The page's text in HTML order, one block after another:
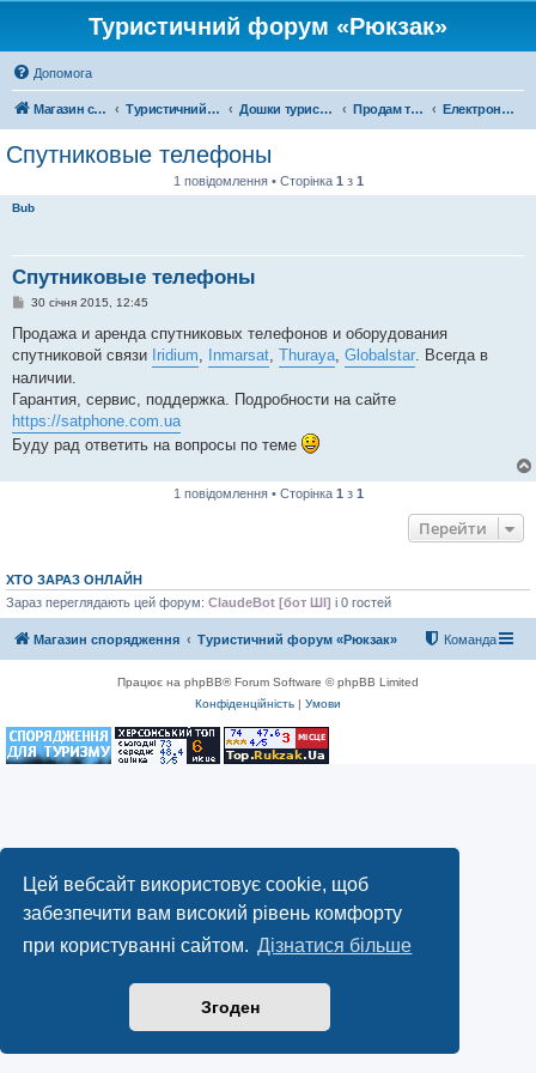
Цей вебсайт використовує cookie, щоб
забезпечити вам високий рівень комфорту
при користуванні сайтом. Дізнатися більше
Згоден
Туристичний форум «Рюкзак»
Допомога
Магазин спорядження Туристичний форум «Рюкзак» Дошки туристичних оголошень Продам туристичне спорядження Електроніка
Спутниковые телефоны
1 повідомлення • Сторінка 1 з 1
Bub
Спутниковые телефоны
П
в
д
о
м
л
е
н
н
30 січня 2015, 12:45
Продажа и аренда спутниковых телефонов и оборудования
спутниковой связи Iridium, Inmarsat, Thuraya, Globalstar. Всегда в
наличии.
Гарантия, сервис, поддержка. Подробности на сайте
https://satphone.com.ua
Буду рад ответить на вопросы по теме
1 повідомлення • Сторінка 1 з 1
Перейти
ХТО ЗАРАЗ ОНЛАЙН
Зараз переглядають цей форум: ClaudeBot [бот ШІ] і 0 гостей
Магазин спорядження Туристичний форум «Рюкзак» Команда
Працює на phpBB® Forum Software © phpBB Limited
Конфіденційність | Умови